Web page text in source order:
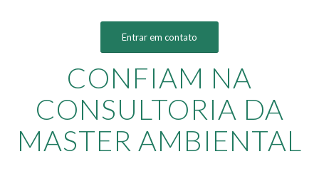
Entrar em contato
CONFIAM NA
CONSULTORIA DA
MASTER AMBIENTAL